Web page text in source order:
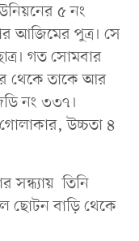
৫ নং
আজিমের পুত্র। সে
গত সোমবার
থেকে তাকে আর
নং ৩৩৭।
উচ্চতা ৪
সন্ধ্যায় তিনি
ছোটন বাড়ি থেকে